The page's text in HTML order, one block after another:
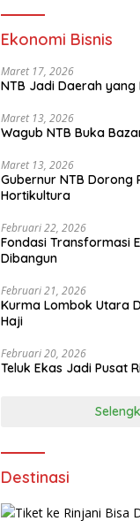
Ekonomi Bisnis
Maret 17, 2026
NTB Jadi Daerah yang
Maret 13, 2026
Wagub NTB Buka
Maret 13, 2026
Gubernur NTB Dorong
Hortikultura
Februari 22, 2026
Fondasi Transformasi
Dibangun
Februari 21, 2026
Kurma Lombok Utara
Haji
Februari 20, 2026
Teluk Ekas Jadi Pusat
Destinasi